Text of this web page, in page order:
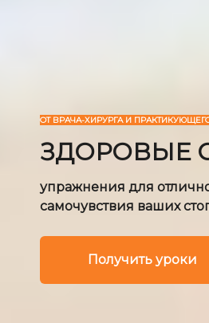
ОТ ВРАЧА-ХИРУРГА И
ЗДОРОВЫЕ
упражнения для
самочувствия ваших
Получить уроки